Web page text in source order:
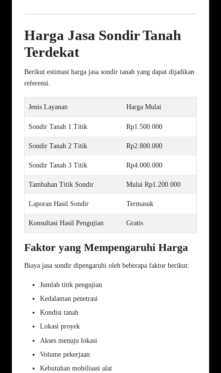
Harga Jasa Sondir Tanah
Terdekat
Berikut estimasi harga jasa sondir tanah yang dapat dijadikan
referensi.
Jenis Layanan Harga Mulai
Sondir Tanah 1 Titik Rp1.500.000
Sondir Tanah 2 Titik Rp2.800.000
Sondir Tanah 3 Titik Rp4.000.000
Tambahan Titik Sondir Mulai Rp1.200.000
Laporan Hasil Sondir Termasuk
Konsultasi Hasil Pengujian Gratis
Faktor yang Mempengaruhi Harga
Biaya jasa sondir dipengaruhi oleh beberapa faktor berikut:
Jumlah titik pengujian
Kedalaman penetrasi
Kondisi tanah
Lokasi proyek
Akses menuju lokasi
Volume pekerjaan
Kebutuhan mobilisasi alat